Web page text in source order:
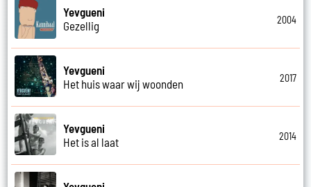
Yevgueni
Gezellig
2004
Yevgueni
Het huis waar wij woonden
2017
Yevgueni
Het is al laat
2014